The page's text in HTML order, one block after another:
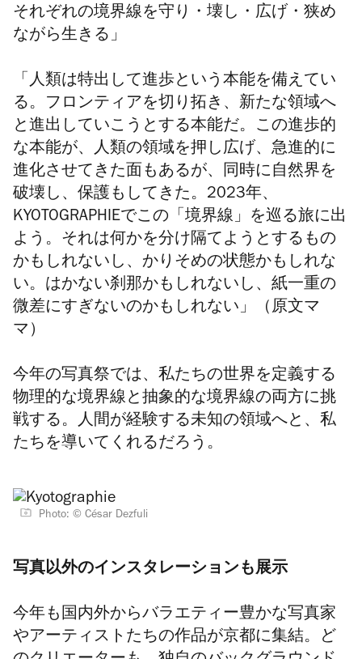
それぞれの境界線を守り・壊し・広げ・狭め
ながら生きる」
「人類は特出して進歩という本能を備えてい
る。フロンティアを切り拓き、新たな領域へ
と進出していこうとする本能だ。この進歩的
な本能が、人類の領域を押し広げ、急進的に
進化させてきた面もあるが、同時に自然界を
破壊し、保護もしてきた。2023年、
KYOTOGRAPHIEでこの「境界線」を巡る旅に出
よう。それは何かを分け隔てようとするもの
かもしれないし、かりそめの状態かもしれな
い。はかない刹那かもしれないし、紙一重の
微差にすぎないのかもしれない」（原文マ
マ）
今年の写真祭では、私たちの世界を定義する
物理的な境界線と抽象的な境界線の両方に挑
戦する。人間が経験する未知の領域へと、私
たちを導いてくれるだろう。
Photo: © César Dezfuli
写真以外のインスタレーションも展示
今年も国内外からバラエティー豊かな写真家
やアーティストたちの作品が京都に集結。ど